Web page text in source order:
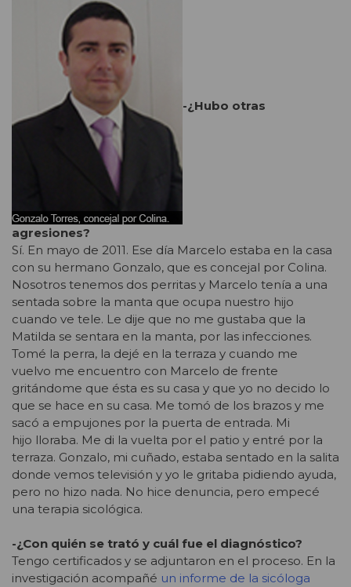
-¿Hubo otras
agresiones?
Sí. En mayo de 2011. Ese día Marcelo estaba en la casa
con su hermano Gonzalo, que es concejal por Colina.
Nosotros tenemos dos perritas y Marcelo tenía a una
sentada sobre la manta que ocupa nuestro hijo
cuando ve tele. Le dije que no me gustaba que la
Matilda se sentara en la manta, por las infecciones.
Tomé la perra, la dejé en la terraza y cuando me
vuelvo me encuentro con Marcelo de frente
gritándome que ésta es su casa y que yo no decido lo
que se hace en su casa. Me tomó de los brazos y me
sacó a empujones por la puerta de entrada. Mi
hijo lloraba. Me di la vuelta por el patio y entré por la
terraza. Gonzalo, mi cuñado, estaba sentado en la salita
donde vemos televisión y yo le gritaba pidiendo ayuda,
pero no hizo nada. No hice denuncia, pero empecé
una terapia sicológica.
-¿Con quién se trató y cuál fue el diagnóstico?
Tengo certificados y se adjuntaron en el proceso. En la
investigación acompañé un informe de la sicóloga